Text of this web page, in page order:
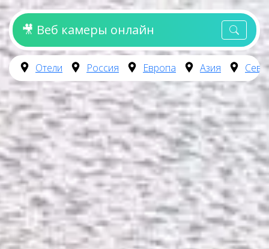
🎥 Веб камеры онлайн
Отели Россия Европа Азия